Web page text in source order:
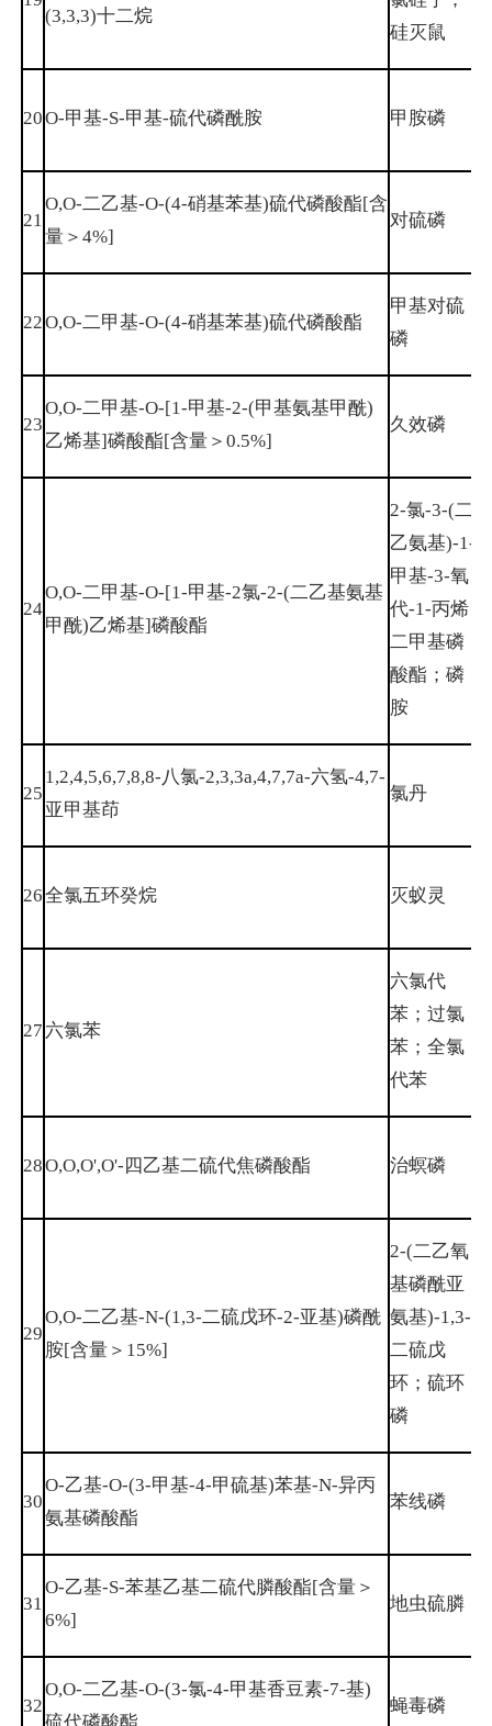
(3,3,3)十二烷
硅灭鼠
20O-甲基-S-甲基-硫代磷酰胺 甲胺磷
21
O,O-二乙基-O-(4-硝基苯基)硫代磷酸酯[含
量＞4%]
对硫磷
22O,O-二甲基-O-(4-硝基苯基)硫代磷酸酯
甲基对硫
磷
23
O,O-二甲基-O-[1-甲基-2-(甲基氨基甲酰)
乙烯基]磷酸酯[含量＞0.5%]
久效磷
24
O,O-二甲基-O-[1-甲基-2氯-2-(二乙基氨基
甲酰)乙烯基]磷酸酯
2-氯-3-(二
乙氨基)-1-
甲基-3-氧
代-1-丙烯
二甲基磷
酸酯；磷
胺
25
1,2,4,5,6,7,8,8-八氯-2,3,3a,4,7,7a-六氢-4,7-
亚甲基茚
氯丹
26全氯五环癸烷 灭蚁灵
27 六氯苯
六氯代
苯；过氯
苯；全氯
代苯
28O,O,O',O'-四乙基二硫代焦磷酸酯 治螟磷
29
O,O-二乙基-N-(1,3-二硫戊环-2-亚基)磷酰
胺[含量＞15%]
2-(二乙氧
基磷酰亚
氨基)-1,3-
二硫戊
环；硫环
磷
30
O-乙基-O-(3-甲基-4-甲硫基)苯基-N-异丙
氨基磷酸酯
苯线磷
31
O-乙基-S-苯基乙基二硫代膦酸酯[含量＞
6%]
地虫硫膦
32
O,O-二乙基-O-(3-氯-4-甲基香豆素-7-基)
蝇毒磷